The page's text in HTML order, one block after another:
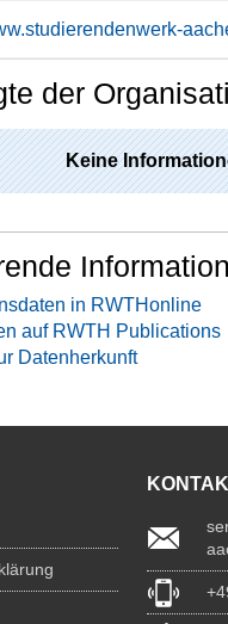
der
Keine
in RWTHonline
auf RWTH Publications
Datenherkunft